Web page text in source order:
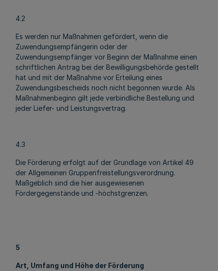
4.2
Es werden nur Maßnahmen gefördert, wenn die
Zuwendungsempfängerin oder der
Zuwendungsempfänger vor Beginn der Maßnahme einen
schriftlichen Antrag bei der Bewilligungsbehörde gestellt
hat und mit der Maßnahme vor Erteilung eines
Zuwendungsbescheids noch nicht begonnen wurde. Als
Maßnahmenbeginn gilt jede verbindliche Bestellung und
jeder Liefer- und Leistungsvertrag.
4.3
Die Förderung erfolgt auf der Grundlage von Artikel 49
der Allgemeinen Gruppenfreistellungsverordnung.
Maßgeblich sind die hier ausgewiesenen
Fördergegenstände und -höchstgrenzen.
5
Art, Umfang und Höhe der Förderung